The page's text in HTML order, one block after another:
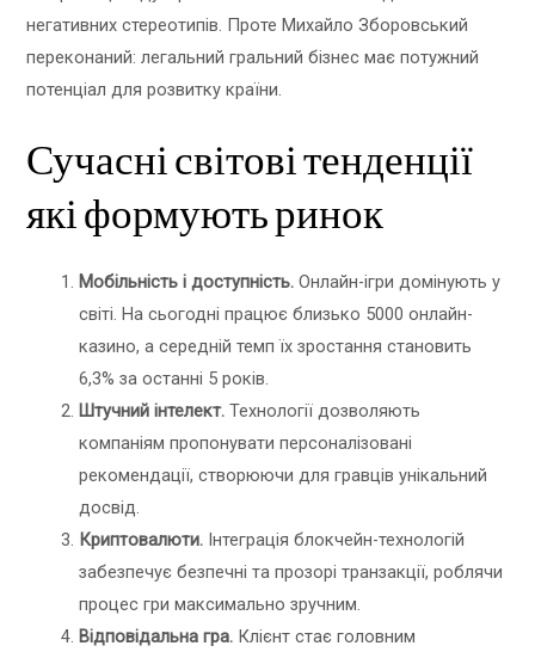
негативних стереотипів. Проте Михайло Зборовський
переконаний: легальний гральний бізнес має потужний
потенціал для розвитку країни.
Сучасні світові тенденції
які формують ринок
Мобільність і доступність. Онлайн-ігри домінують у
світі. На сьогодні працює близько 5000 онлайн-
казино, а середній темп їх зростання становить
6,3% за останні 5 років.
Штучний інтелект. Технології дозволяють
компаніям пропонувати персоналізовані
рекомендації, створюючи для гравців унікальний
досвід.
Криптовалюти. Інтеграція блокчейн-технологій
забезпечує безпечні та прозорі транзакції, роблячи
процес гри максимально зручним.
Відповідальна гра. Клієнт стає головним